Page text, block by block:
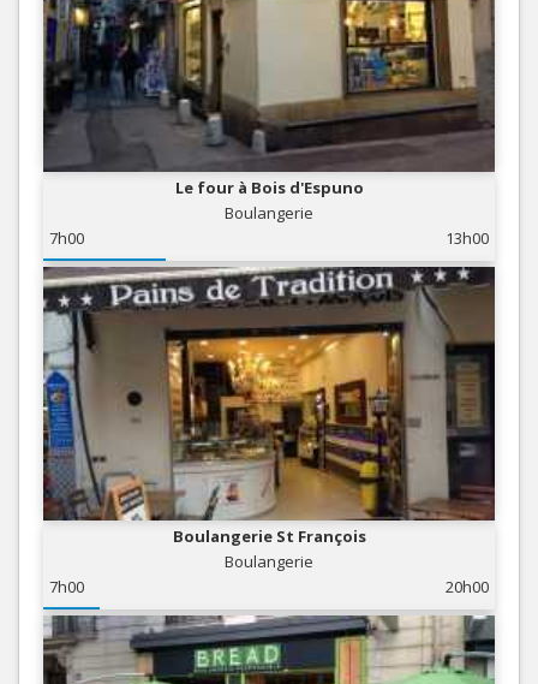
Le four à Bois d'Espuno
Boulangerie
7h00
13h00
Boulangerie St François
Boulangerie
7h00
20h00